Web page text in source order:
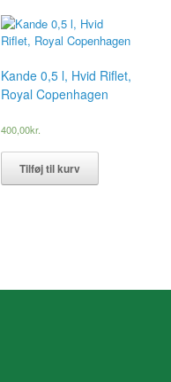
Kande 0,5 l, Hvid Riflet,
Royal Copenhagen
400,00kr.
Tilføj til kurv